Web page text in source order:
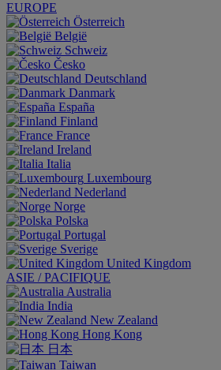
EUROPE
Österreich
België
Schweiz
Česko
Deutschland
Danmark
España
Finland
France
Ireland
Italia
Luxembourg
Nederland
Norge
Polska
Portugal
Sverige
United Kingdom
ASIE / PACIFIQUE
Australia
India
New Zealand
Hong Kong
日本
Taiwan